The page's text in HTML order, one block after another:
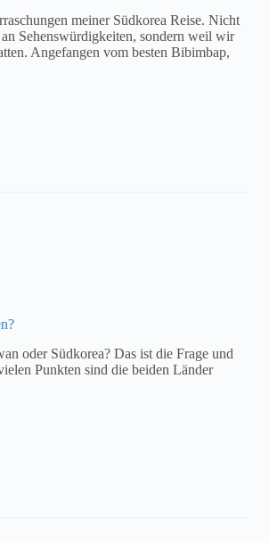
meiner Südkorea Reise. Nicht
Sehenswürdigkeiten, sondern weil wir
Angefangen vom besten Bibimbap,
oder Südkorea? Das ist die Frage und
Punkten sind die beiden Länder